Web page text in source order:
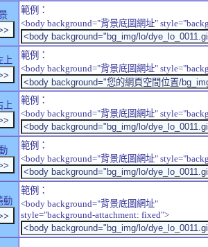
範例：
<body background="背景底圖網址"
上
範例：
<body background="背景底圖網址"
上
範例：
<body background="背景底圖網址"
範例：
<body background="背景底圖網址"
動
範例：
<body background="背景底圖網址"
style="background-attachment: fixed">